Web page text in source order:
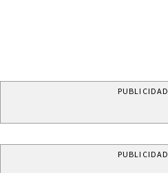
PUBLICIDAD
PUBLICIDAD